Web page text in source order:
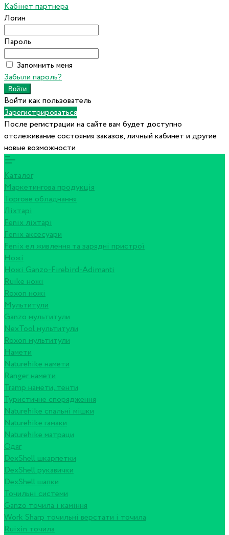
Кабінет партнера
Логин
Пароль
Запомнить меня
Забыли пароль?
Войти как пользователь
Зарегистрироваться
После регистрации на сайте вам будет доступно
отслеживание состояния заказов, личный кабинет и другие
новые возможности
Каталог
Маркетингова продукція
Торгове обладнання
Ліхтарі
Fenix ліхтарі
Fenix аксесуари
Fenix ел живлення та зарядні пристрої
Ножі
Ножі Ganzo-Firebird-Adimanti
Ruike ножі
Roxon ножi
Мультитули
Ganzo мультитули
NexTool мультитули
Roxon мультитули
Намети
Naturehike намети
Ranger намети
Tramp намети, тенти
Туристичне спорядження
Naturehike спальні мішки
Naturehike гамаки
Naturehike матраци
Одяг
DexShell шкарпетки
DexShell рукавички
DexShell шапки
Точильні системи
Ganzo точила і каміння
Work Sharp точильні верстати і точила
Ruixin точила